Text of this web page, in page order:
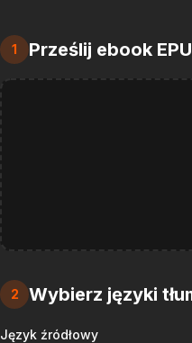
1 Prześlij ebook
2 Wybierz języki
Język źródłowy